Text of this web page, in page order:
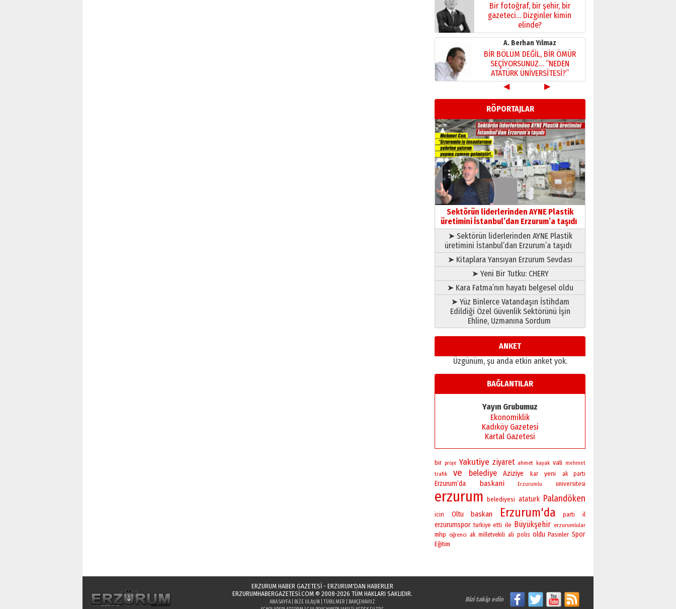
Bir fotoğraf, bir şehir, bir
gazeteci… Dizginler kimin
elinde?
31 Mart 2026 Salı
A. Berhan Yılmaz
BİR BÖLÜM DEĞİL, BİR ÖMÜR
SEÇİYORSUNUZ… “NEDEN
ATATÜRK ÜNİVERSİTESİ?”
28 Temmuz 2026 Salı
Ahmet Gökhan YAZICI
Ahmed Yesevi’den bir
Alperen… ”Reisimiz” idi…
Hakka yürüdü.!
26 Mart 2026 Perşembe
Cem Bakırcı
Ardında bıraktığı hatıralarıyla
gönül adamı Faruk Terzioğlu!
13 Mayıs 2026 Çarşamba
Esat BİNDESEN
Başkan Sekmen’den Erzurum’a
bir vizyon proje daha!
02 Ağustos 2026 Pazar
◀ ▶
RÖPORTAJLAR
Sektörün liderlerinden AYNE Plastik
üretimini İstanbul’dan Erzurum’a taşıdı
➤ Sektörün liderlerinden AYNE Plastik
üretimini İstanbul’dan Erzurum’a taşıdı
➤ Kitaplara Yansıyan Erzurum Sevdası
➤ Yeni Bir Tutku: CHERY
➤ Kara Fatma’nın hayatı belgesel oldu
➤ Yüz Binlerce Vatandaşın İstihdam
Edildiği Özel Güvenlik Sektörünü İşin
Ehline, Uzmanına Sordum
ANKET
Üzgünüm, şu anda etkin anket yok.
BAĞLANTILAR
Yayın Grubumuz
Ekonomiklik
Kadıköy Gazetesi
Kartal Gazetesi
bir proje Yakutiye ziyaret ahmet kayak vali
mehmet
trafik
ve belediye Aziziye kar yeni ak parti
Erzurum’da baskani Erzurumlu universitesi
erzurum belediyesi ataturk Palandöken
icin Oltu baskan Erzurum'da parti il
erzurumspor turkiye etti ile Büyükşehir erzurumlular
mhp öğrenci ak milletvekili ali polis oldu Pasinler Spor
Eğitim
ERZURUM HABER GAZETESİ - ERZURUM'DAN HABERLER
ERZURUMHABERGAZETESI.COM© 2008-2026 TÜM HAKLARI SAKLIDIR.
ANA SAYFA| BIZE ULAŞIN TÜBILMER
BAHÇEHAVUZ
Bizi takip edin